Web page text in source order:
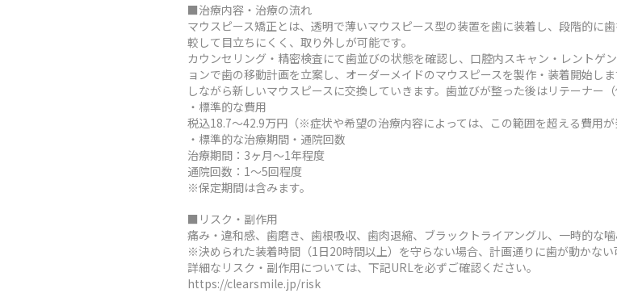
■治療内容・治療の流れ
マウスピース矯正とは、透明で薄いマウスピース型の装置を歯に装着し、段階的に
較して目立ちにくく、取り外しが可能です。
カウンセリング・精密検査にて歯並びの状態を確認し、口腔内スキャン・レントゲ
ョンで歯の移動計画を立案し、オーダーメイドのマウスピースを製作・装着開始し
しながら新しいマウスピースに交換していきます。歯並びが整った後はリテーナー
・標準的な費用
税込18.7～42.9万円（※症状や希望の治療内容によっては、この範囲を超える費用が
・標準的な治療期間・通院回数
治療期間：3ヶ月～1年程度
通院回数：1～5回程度
※保定期間は含みます。
■リスク・副作用
痛み・違和感、歯磨き、歯根吸収、歯肉退縮、ブラックトライアングル、一時的な噛
※決められた装着時間（1日20時間以上）を守らない場合、計画通りに歯が動かない
詳細なリスク・副作用については、下記URLを必ずご確認ください。
https://clearsmile.jp/risk